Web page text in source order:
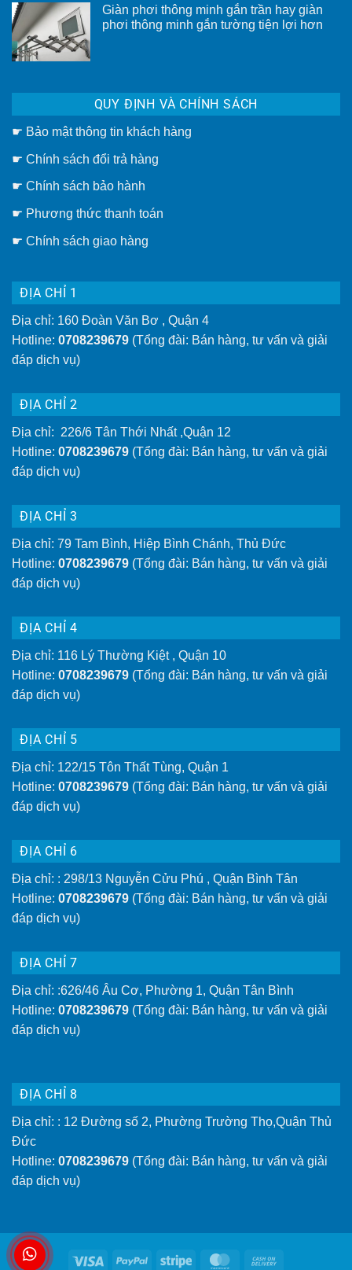
gì?
ở
Chuyên
làm
tín
–
Giá
rẻ]
Giàn phơi thông minh gắn trần hay giàn
phơi thông minh gắn tường tiện lợi hơn
Giàn
phơi
thông
gắn
hay
giàn
thông
minh
tường
lợi
hơn
QUY ĐỊNH VÀ CHÍNH SÁCH
☛ Bảo mật thông tin khách hàng
☛ Chính sách đổi trả hàng
☛ Chính sách bảo hành
☛ Phương thức thanh toán
☛ Chính sách giao hàng
ĐỊA CHỈ 1
Địa chỉ: 160 Đoàn Văn Bơ , Quận 4
Hotline: 0708239679 (Tổng đài: Bán hàng, tư vấn và giải
đáp dịch vụ)
ĐỊA CHỈ 2
Địa chỉ: 226/6 Tân Thới Nhất ,Quận 12
Hotline: 0708239679 (Tổng đài: Bán hàng, tư vấn và giải
đáp dịch vụ)
ĐỊA CHỈ 3
Địa chỉ: 79 Tam Bình, Hiệp Bình Chánh, Thủ Đức
Hotline: 0708239679 (Tổng đài: Bán hàng, tư vấn và giải
đáp dịch vụ)
ĐỊA CHỈ 4
Địa chỉ: 116 Lý Thường Kiệt , Quận 10
Hotline: 0708239679 (Tổng đài: Bán hàng, tư vấn và giải
đáp dịch vụ)
ĐỊA CHỈ 5
Địa chỉ: 122/15 Tôn Thất Tùng, Quận 1
Hotline: 0708239679 (Tổng đài: Bán hàng, tư vấn và giải
đáp dịch vụ)
ĐỊA CHỈ 6
Địa chỉ: : 298/13 Nguyễn Cửu Phú , Quận Bình Tân
Hotline: 0708239679 (Tổng đài: Bán hàng, tư vấn và giải
đáp dịch vụ)
ĐỊA CHỈ 7
Địa chỉ: :626/46 Âu Cơ, Phường 1, Quận Tân Bình
Hotline: 0708239679 (Tổng đài: Bán hàng, tư vấn và giải
đáp dịch vụ)
ĐỊA CHỈ 8
Địa chỉ: : 12 Đường số 2, Phường Trường Thọ,Quận Thủ
Đức
Hotline: 0708239679 (Tổng đài: Bán hàng, tư vấn và giải
đáp dịch vụ)
Visa PayPal Stripe MasterCard